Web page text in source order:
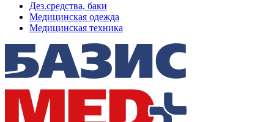
Дез.средства, баки
Медицинская одежда
Медицинская техника